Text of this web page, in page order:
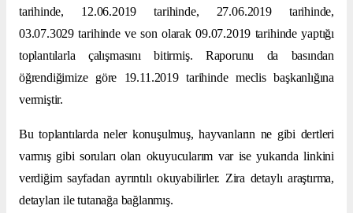
tarihinde, 12.06.2019 tarihinde, 27.06.2019 tarihinde,
03.07.3029 tarihinde ve son olarak 09.07.2019 tarihinde yaptığı
toplantılarla çalışmasını bitirmiş. Raporunu da basından
öğrendiğimize göre 19.11.2019 tarihinde meclis başkanlığına
vermiştir.
Bu toplantılarda neler konuşulmuş, hayvanların ne gibi dertleri
varmış gibi soruları olan okuyucularım var ise yukarıda linkini
verdiğim sayfadan ayrıntılı okuyabilirler. Zira detaylı araştırma,
detayları ile tutanağa bağlanmış.